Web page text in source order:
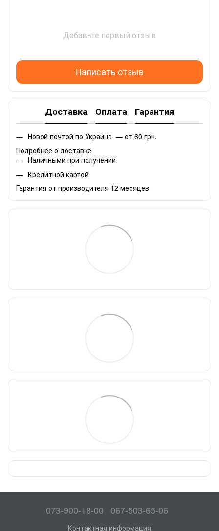
Добавьте первый отзыв
Написать отзыв
Доставка Оплата Гарантия
Новой почтой по Украине — от 60 грн.
Подробнее о доставке
Наличными при получении
Кредитной картой
Гарантия от производителя 12 месяцев
073-900-18-00 067-503-65-06
Контактная информация